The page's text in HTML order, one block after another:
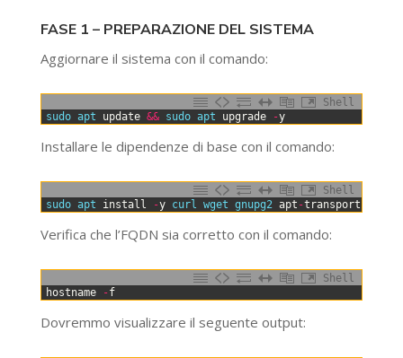
FASE 1 – PREPARAZIONE DEL SISTEMA
Aggiornare il sistema con il comando:
Shell
sudo apt update && sudo apt upgrade -y
Installare le dipendenze di base con il comando:
Shell
sudo apt install -y curl wget gnupg2 apt -transport
Verifica che l’FQDN sia corretto con il comando:
Shell
hostname -f
Dovremmo visualizzare il seguente output: